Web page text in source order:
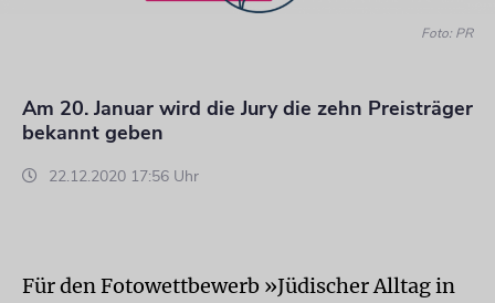
Foto: PR
Am 20. Januar wird die Jury die zehn Preisträger
bekannt geben
22.12.2020 17:56 Uhr
Für den Fotowettbewerb »Jüdischer Alltag in